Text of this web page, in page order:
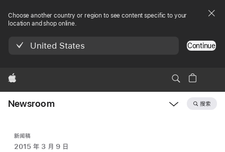
Choose another country or region to see content specific to your
location and shop online.
United States Continue
Apple
Newsroom 搜索
新闻稿
2015 年 3 月 9 日